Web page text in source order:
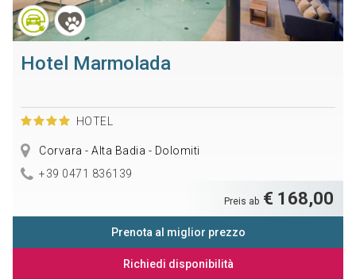
Hotel Marmolada
HOTEL
Corvara - Alta Badia - Dolomiti
+39 0471 836139
Preis ab € 168,00
Prenota al miglior prezzo
Richiedi disponibilità